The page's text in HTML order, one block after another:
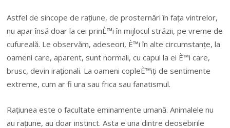
Astfel de sincope de rațiune, de prosternări în fața vintrelor,
nu apar însă doar la cei prinÈ™i în mijlocul străzii, pe vreme de
cufureală. Le observăm, adeseori, È™i în alte circumstanțe, la
oameni care, aparent, sunt normali, cu capul la ei È™i care,
brusc, devin iraționali. La oameni copleÈ™iți de sentimente
extreme, cum ar fi ura sau frica sau fanatismul.
Rațiunea este o facultate eminamente umană. Animalele nu
au rațiune, au doar instinct. Asta e una dintre deosebirile